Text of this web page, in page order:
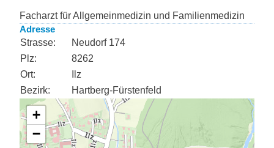
Facharzt für Allgemeinmedizin und Familienmedizin
Adresse
Strasse:
Neudorf 174
Plz:
8262
Ort:
Ilz
Bezirk:
Hartberg-Fürstenfeld